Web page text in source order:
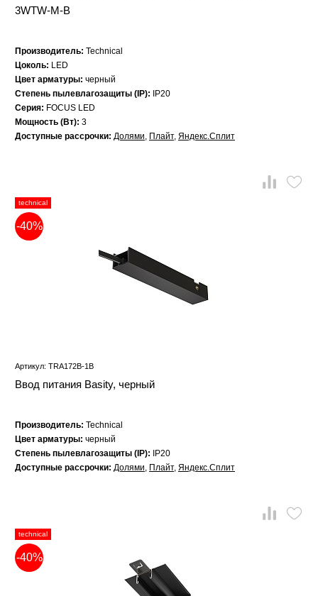
3WTW-M-B
Производитель: Technical
Цоколь: LED
Цвет арматуры: черный
Степень пылевлагозащиты (IP):
IP20
Серия: FOCUS LED
Мощность (Вт): 3
Доступные рассрочки: Долями, Плайт, Яндекс.Сплит
technical
-40%
Артикул: TRA172B-1B
Ввод питания Basity, черный
Производитель: Technical
Цвет арматуры: черный
Степень пылевлагозащиты (IP):
IP20
Доступные рассрочки: Долями, Плайт, Яндекс.Сплит
technical
-40%